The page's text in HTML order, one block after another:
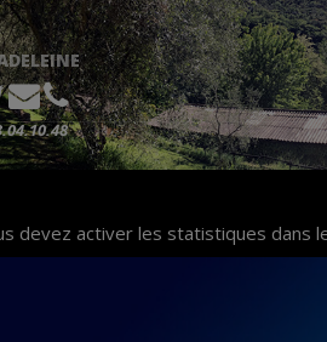
devez activer les statistiques dans